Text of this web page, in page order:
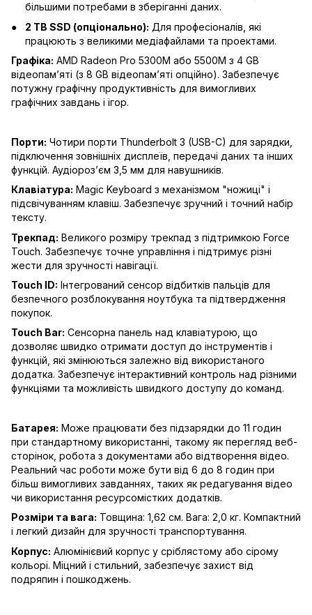
більшими потребами в зберіганні даних.
2 TB SSD (опціонально): Для професіоналів, які
працюють з великими медіафайлами та проектами.
Графіка: AMD Radeon Pro 5300M або 5500M з 4 GB
відеопам’яті (з 8 GB відеопам’яті опційно). Забезпечує
потужну графічну продуктивність для вимогливих
графічних завдань і ігор.
Порти: Чотири порти Thunderbolt 3 (USB-C) для зарядки,
підключення зовнішніх дисплеїв, передачі даних та інших
функцій. Аудіороз’єм 3,5 мм для навушників.
Клавіатура: Magic Keyboard з механізмом "ножиці" і
підсвічуванням клавіш. Забезпечує зручний і точний набір
тексту.
Трекпад: Великого розміру трекпад з підтримкою Force
Touch. Забезпечує точне управління і підтримує різні
жести для зручності навігації.
Touch ID: Інтегрований сенсор відбитків пальців для
безпечного розблокування ноутбука та підтвердження
покупок.
Touch Bar: Сенсорна панель над клавіатурою, що
дозволяє швидко отримати доступ до інструментів і
функцій, які змінюються залежно від використаного
додатка. Забезпечує інтерактивний контроль над різними
функціями та можливість швидкого доступу до команд.
Батарея: Може працювати без підзарядки до 11 годин
при стандартному використанні, такому як перегляд веб-
сторінок, робота з документами або відтворення відео.
Реальний час роботи може бути від 6 до 8 годин при
більш вимогливих завданнях, таких як редагування відео
чи використання ресурсомістких додатків.
Розміри та вага: Товщина: 1,62 см. Вага: 2,0 кг. Компактний
і легкий дизайн для зручності транспортування.
Корпус: Алюмінієвий корпус у сріблястому або сірому
кольорі. Міцний і стильний, забезпечує захист від
подряпин і пошкоджень.